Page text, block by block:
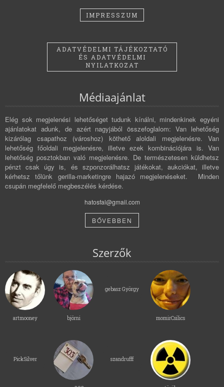
IMPRESSZUM
ADATVÉDELMI TÁJÉKOZTATÓ
ÉS ADATVÉDELMI
NYILATKOZAT
Médiaajánlat
Elég sok megjelenési lehetőséget tudunk kínálni, mindenkinek egyéni
ajánlatokat adunk, de azért nagyjából összefoglalom: Van lehetőség
kizárólag csapathoz (városhoz) köthető aloldali megjelenésre. Van
lehetőség főoldali megjelenésre, illetve ezek kombinációjára is. Van
lehetőség posztokban való megjelenésre. De természetesen küldhetsz
pénzt csak úgy is, és szponzorálhatsz játékokat, aukciókat, illetve
kérhetsz tőlünk gerilla-marketingre hajazó megjelenéseket. Minden
csupán megfelelő megbeszélés kérdése.
hatosfal@gmail.com
BŐVEBBEN
Szerzők
artmooney björni
gebasz György
momirCsilics
PickSilver szandrufff